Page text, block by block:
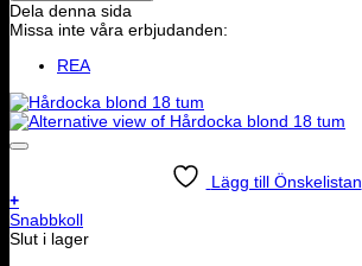
Dela denna sida
Missa inte våra erbjudanden:
REA
Lägg till Önskelistan
+
Snabbkoll
Slut i lager